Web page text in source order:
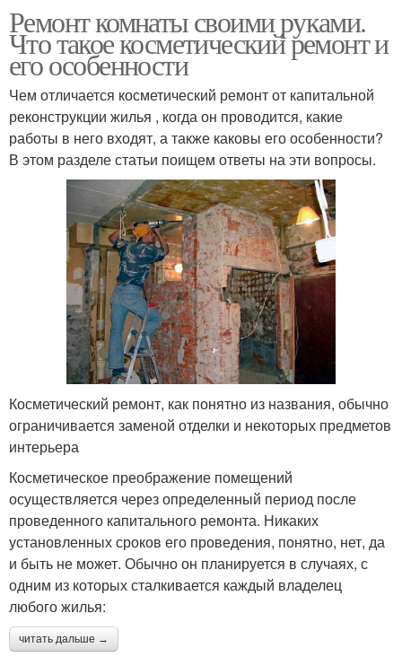
Ремонт комнаты своими руками.
Что такое косметический ремонт и
его особенности
Чем отличается косметический ремонт от капитальной
реконструкции жилья , когда он проводится, какие
работы в него входят, а также каковы его особенности?
В этом разделе статьи поищем ответы на эти вопросы.
Косметический ремонт, как понятно из названия, обычно
ограничивается заменой отделки и некоторых предметов
интерьера
Косметическое преображение помещений
осуществляется через определенный период после
проведенного капитального ремонта. Никаких
установленных сроков его проведения, понятно, нет, да
и быть не может. Обычно он планируется в случаях, с
одним из которых сталкивается каждый владелец
любого жилья:
читать дальше →